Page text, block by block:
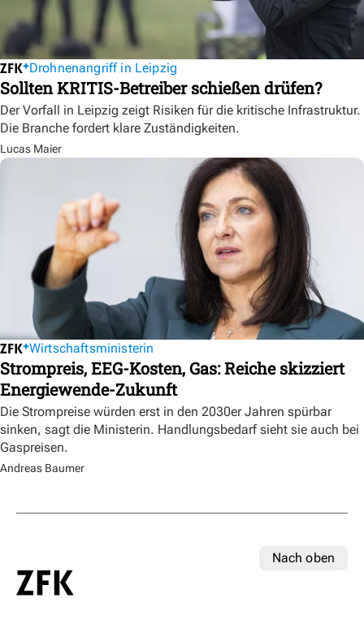
Drohnenangriff in Leipzig
Sollten KRITIS-Betreiber schießen drüfen?
Der Vorfall in Leipzig zeigt Risiken für die kritische Infrastruktur.
Die Branche fordert klare Zuständigkeiten.
Lucas Maier
Wirtschaftsministerin
Strompreis, EEG-Kosten, Gas: Reiche skizziert
Energiewende-Zukunft
Die Strompreise würden erst in den 2030er Jahren spürbar
sinken, sagt die Ministerin. Handlungsbedarf sieht sie auch bei
Gaspreisen.
Andreas Baumer
Nach oben